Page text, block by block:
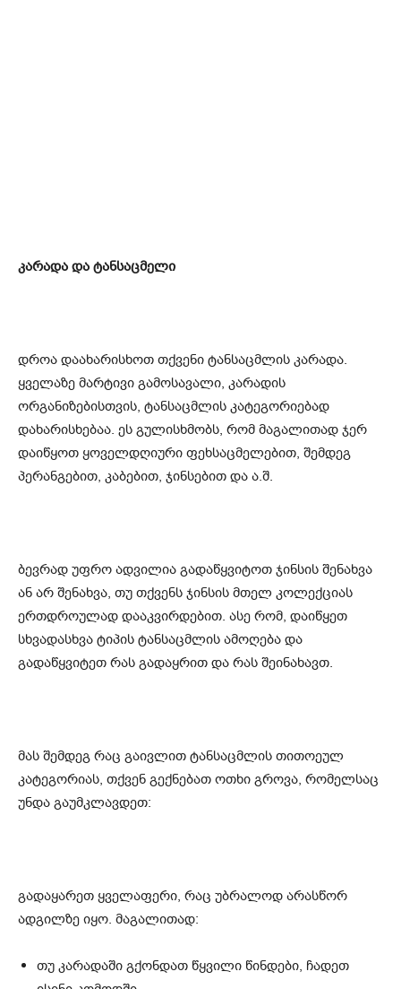
კარადა და ტანსაცმელი
დროა დაახარისხოთ თქვენი ტანსაცმლის კარადა.
ყველაზე მარტივი გამოსავალი, კარადის
ორგანიზებისთვის, ტანსაცმლის კატეგორიებად
დახარისხებაა. ეს გულისხმობს, რომ მაგალითად ჯერ
დაიწყოთ ყოველდღიური ფეხსაცმელებით, შემდეგ
პერანგებით, კაბებით, ჯინსებით და ა.შ.
ბევრად უფრო ადვილია გადაწყვიტოთ ჯინსის შენახვა
ან არ შენახვა, თუ თქვენს ჯინსის მთელ კოლექციას
ერთდროულად დააკვირდებით. ასე რომ, დაიწყეთ
სხვადასხვა ტიპის ტანსაცმლის ამოღება და
გადაწყვიტეთ რას გადაყრით და რას შეინახავთ.
მას შემდეგ რაც გაივლით ტანსაცმლის თითოეულ
კატეგორიას, თქვენ გექნებათ ოთხი გროვა, რომელსაც
უნდა გაუმკლავდეთ:
გადაყარეთ ყველაფერი, რაც უბრალოდ არასწორ
ადგილზე იყო. მაგალითად:
თუ კარადაში გქონდათ წყვილი წინდები, ჩადეთ